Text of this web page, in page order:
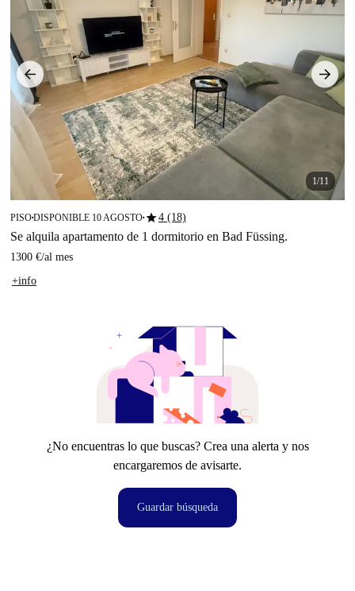
1/11
PISO■DISPONIBLE 10 AGOSTO■star4 (18)
Se alquila apartamento de 1 dormitorio en Bad Füssing.
1300 €/al mes
+info
¿No encuentras lo que buscas? Crea una alerta y nos
encargaremos de avisarte.
Guardar búsqueda